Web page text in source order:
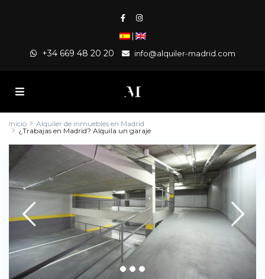
|
+34 669 48 20 20 info@alquiler-madrid.com
Inicio
Alquiler de inmuebles en Madrid
¿Trabajas en Madrid? Alquila un garaje